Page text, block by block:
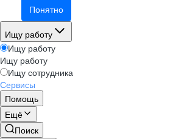
Понятно
Ищу работу
Ищу работу
Ищу работу
Ищу сотрудника
Сервисы
Помощь
Ещё
Поиск